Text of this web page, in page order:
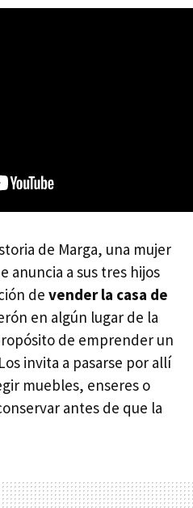
de Marga, una mujer
anuncia a sus tres hijos
de vender la casa de
en algún lugar de la
de emprender un
invita a pasarse por allí
muebles, enseres o
antes de que la